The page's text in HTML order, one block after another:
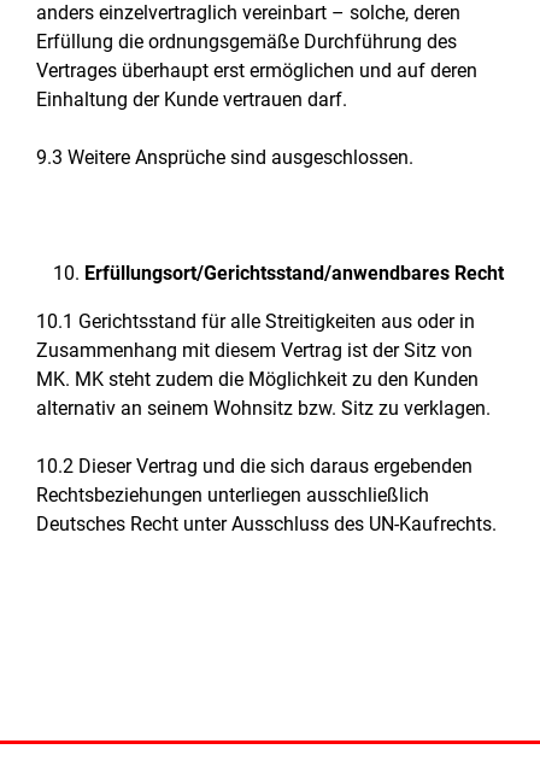
anders einzelvertraglich vereinbart – solche, deren
Erfüllung die ordnungsgemäße Durchführung des
Vertrages überhaupt erst ermöglichen und auf deren
Einhaltung der Kunde vertrauen darf.
9.3 Weitere Ansprüche sind ausgeschlossen.
Erfüllungsort/Gerichtsstand/anwendbares Recht
10.1 Gerichtsstand für alle Streitigkeiten aus oder in
Zusammenhang mit diesem Vertrag ist der Sitz von
MK. MK steht zudem die Möglichkeit zu den Kunden
alternativ an seinem Wohnsitz bzw. Sitz zu verklagen.
10.2 Dieser Vertrag und die sich daraus ergebenden
Rechtsbeziehungen unterliegen ausschließlich
Deutsches Recht unter Ausschluss des UN-Kaufrechts.